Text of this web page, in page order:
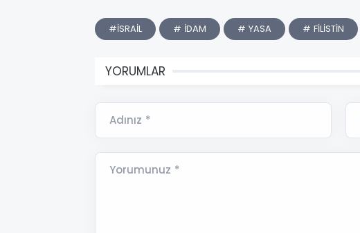
#İSRAİL # İDAM # YASA # FİLİSTİN
YORUMLAR
Adınız *
Yorumunuz *